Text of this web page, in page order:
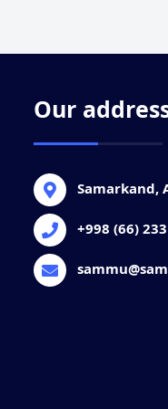
Our
Samarkand,
+998 (66)